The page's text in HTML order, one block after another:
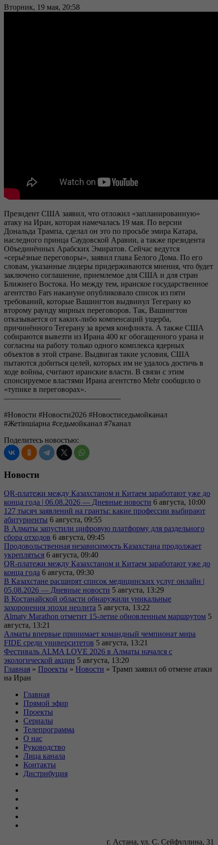
Вторник, 19 мая, 20:58
Президент США заявил, что отложил «запланированную»
атаку на Иран, которая намечалась 19 мая. По версии
Дональда Трампа, сделал он это по просьбе эмира Катара,
наследного принца Саудовской Аравии, а также президента
Объединённых Арабских Эмиратов. Сейчас ведутся
«серьёзные переговоры», заявил глава Белого Дома. По его
словам, указанные лидеры придерживаются мнения, что будет
заключено соглашение, приемлемое для США и для стран
Ближнего Востока. Но между тем, иранское государственное
агентство Fars накануне опубликовало список из пяти
требований, которые Вашингтон выдвинул Тегерану ко
второму раунду мирных переговоров. Так, Вашингтон
отказывается от каких-либо компенсаций ущерба,
причинённого Тегерану за время конфликта. А также США
собираются вывезти из Ирана 400 кг обогащенного урана и
согласны на работу только одного комплекса ядерных
объектов в этой стране. Выдвигая такие условия, США
пытаются добиться целей, которых им не удалось достичь в
ходе войны, считают иранские власти. В связи с этим
спонсируемое властями Ирана агентство Mehr сообщило о
«тупике в переговорах».
———————————————
#Новости #Новости2026 #Новостиседьмойканал
#Жетіншіарна #седьмойканал #7канал
Поделитесь новостью:
Новости
QR-платежи между Казахстаном и Китаем заработают уже до
конца года | 06.08.2026 — Дневные новости 6 августа, 10:00
127 тысяч заявлений на гранты: какие профессии выбирают
абитуриенты 6 августа, 09:55
В Алматы запустили цифровую платформу для раздельного
сбора отходов 6 августа, 09:45
Продовольственная независимость Казахстана продолжает
укрепляться 6 августа, 09:40
QR-платежи между Казахстаном и Китаем заработают уже до
конца года 6 августа, 09:30
В Казахстане расширят список медицинских услуг онлайн |
05.08.2026 — Дневные новости 5 августа, 13:29
В Костанайской области обнаружили уникальные
захоронения эпохи неолита 5 августа, 13:22
Almaty Marathon отметит 15-летие обновленным маршрутом 5
августа, 13:21
Алматы впервые принимает командный чемпионат мира
FIDE среди университетов 5 августа, 13:21
Фестиваль ALMA LOVE 2026 в Алматы начался с
экологической акции 5 августа, 13:20
Главная » Проекты » Новости » Трамп заявил об отмене атаки
на Иран
Главная
Прямой эфир
Проекты
Сериалы
Телепрограмма
О нас
Руководство
Лица канала
Контакты
Дистрибуция
г. Астана, ул. С. Сейфуллина, 31